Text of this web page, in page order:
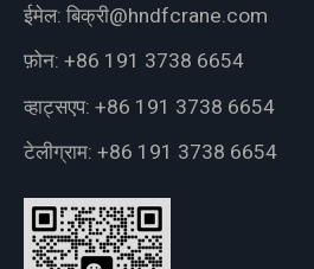
ईमेल: बिक्री@hndfcrane.com
फ़ोन: +86 191 3738 6654
व्हाट्सएप: +86 191 3738 6654
टेलीग्राम: +86 191 3738 6654